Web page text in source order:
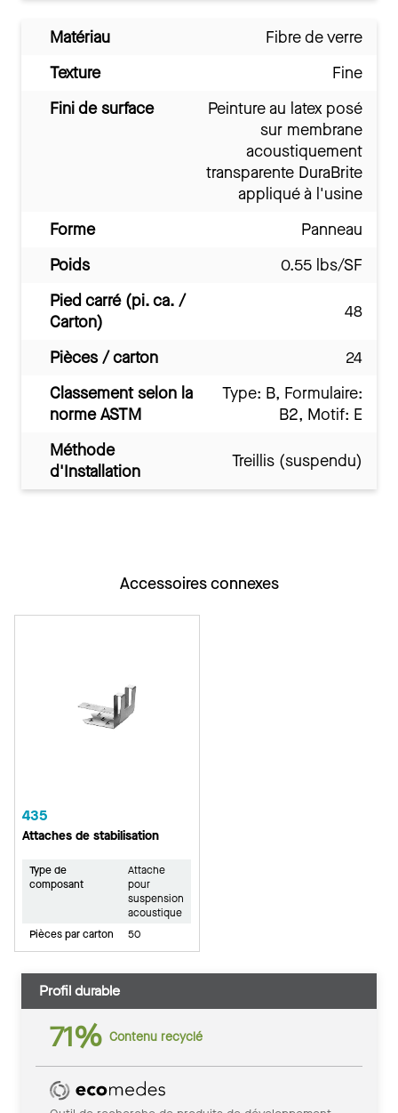
Matériau
Fibre de verre
Texture
Fine
Fini de surface
Peinture au latex posé
sur membrane
acoustiquement
transparente DuraBrite
appliqué à l'usine
Forme
Panneau
Poids
0.55 lbs/SF
Pied carré (pi. ca. /
Carton)
48
Pièces / carton
24
Classement selon la
norme ASTM
Type: B, Formulaire:
B2, Motif: E
Méthode
d'Installation
Treillis (suspendu)
Accessoires connexes
435
Attaches de stabilisation
Type de
composant
Attache
pour
suspension
acoustique
Pièces par carton
50
Profil durable
71% Contenu recyclé